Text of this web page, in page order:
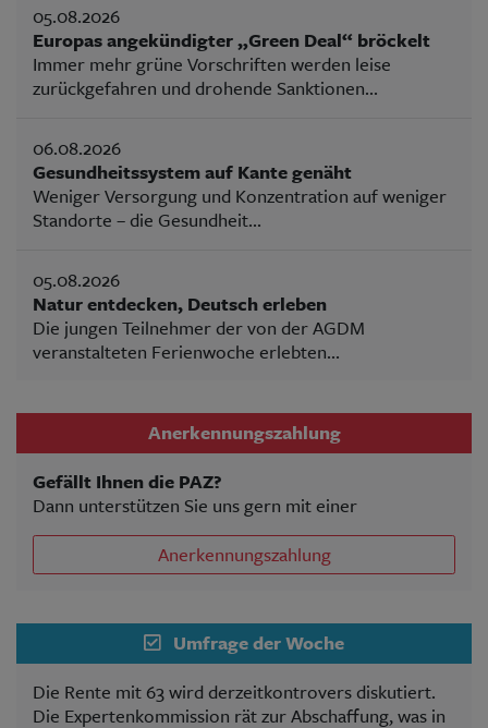
05.08.2026
Europas angekündigter „Green Deal“ bröckelt
Immer mehr grüne Vorschriften werden leise
zurückgefahren und drohende Sanktionen...
06.08.2026
Gesundheitssystem auf Kante genäht
Weniger Versorgung und Konzentration auf weniger
Standorte – die Gesundheit...
05.08.2026
Natur entdecken, Deutsch erleben
Die jungen Teilnehmer der von der AGDM
veranstalteten Ferienwoche erlebten...
Anerkennungszahlung
Gefällt Ihnen die PAZ?
Dann unterstützen Sie uns gern mit einer
Anerkennungszahlung
Umfrage der Woche
Die Rente mit 63 wird derzeitkontrovers diskutiert.
Die Expertenkommission rät zur Abschaffung, was in